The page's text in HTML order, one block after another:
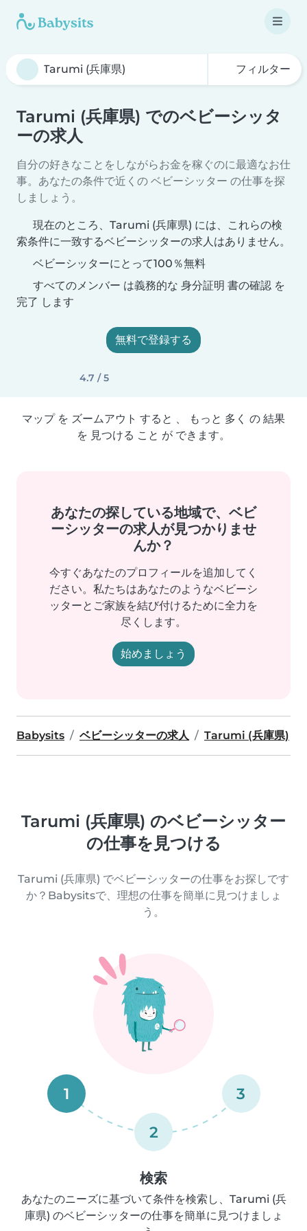
フィルター
Tarumi (兵庫県) でのベビーシッタ
ーの求人
自分の好きなことをしながらお金を稼ぐのに最適なお仕
事。あなたの条件で近くの ベビーシッター の仕事を探
しましょう。
現在のところ、Tarumi (兵庫県) には、これらの検
索条件に一致するベビーシッターの求人はありません。
ベビーシッターにとって100％無料
すべてのメンバー は義務的な 身分証明 書の確認 を
完了 します
無料で登録する
4.7 / 5
マップ を ズームアウト すると 、 もっと 多く の 結果
を 見つける こと が できます。
あなたの探している地域で、ベビ
ーシッターの求人が見つかりませ
んか？
今すぐあなたのプロフィールを追加してく
ださい。私たちはあなたのようなベビーシ
ッターとご家族を結び付けるために全力を
尽くします。
始めましょう
Babysits ベビーシッターの求人 Tarumi (兵庫県)
Tarumi (兵庫県) のベビーシッター
の仕事を見つける
Tarumi (兵庫県) でベビーシッターの仕事をお探しです
か？Babysitsで、理想の仕事を簡単に見つけましょ
う。
1
2
3
検索
あなたのニーズに基づいて条件を検索し、Tarumi (兵
庫県) のベビーシッターの仕事を簡単に見つけましょ